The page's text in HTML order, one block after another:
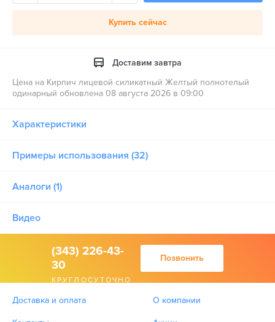
Купить сейчас
Доставим завтра
Цена на Кирпич лицевой силикатный Желтый полнотелый
одинарный обновлена 08 августа 2026 в 09:00
Характеристики
Примеры использования (32)
Аналоги (1)
Видео
(343) 226-43-
30
КРУГЛОСУТОЧНО
Позвонить
Доставка и оплата О компании